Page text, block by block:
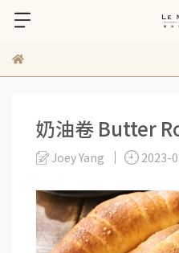
奶油卷 Butter
Joey Yang 2023-